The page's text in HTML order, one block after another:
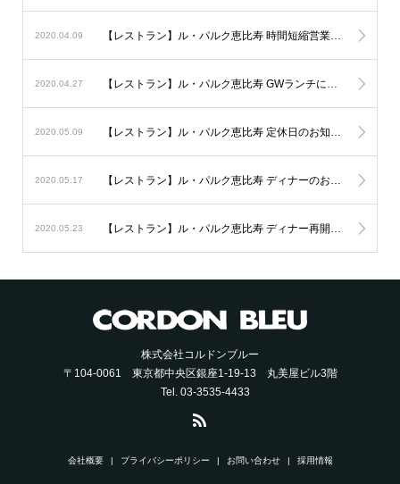
2020.04.09 【レストラン】ル・パルク恵比寿 時間短縮営業について。
2020.04.27 【レストラン】ル・パルク恵比寿 GWランチについて。
2020.05.09 【レストラン】ル・パルク恵比寿 定休日のお知らせ。
2020.05.17 【レストラン】ル・パルク恵比寿 ディナーのお知らせ。
2020.05.23 【レストラン】ル・パルク恵比寿 ディナー再開のお知らせ。
株式会社コルドンブルー
〒104-0061 東京都中央区銀座1-19-13 丸美屋ビル3階
Tel. 03-3535-4433
会社概要 プライバシーポリシー お問い合わせ 採用情報